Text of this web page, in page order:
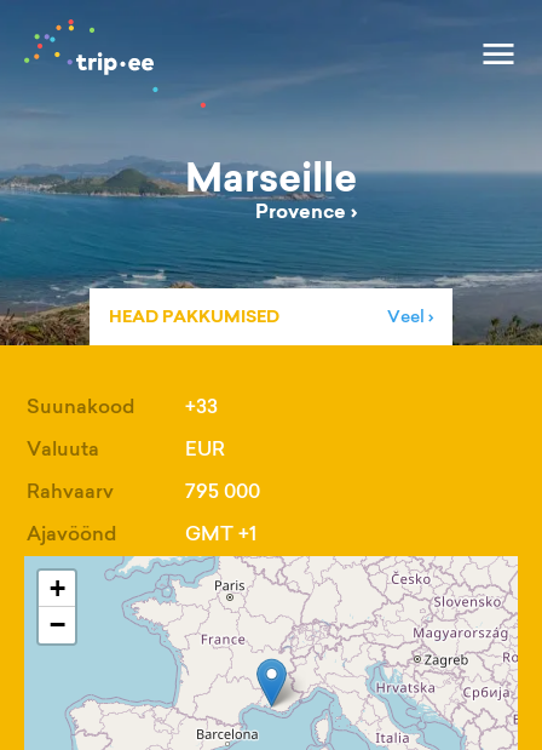
Marseille
Provence ›
HEAD PAKKUMISED Veel ›
Suunakood
+33
Valuuta
EUR
Rahvaarv
795 000
Ajavöönd
GMT +1
+
−